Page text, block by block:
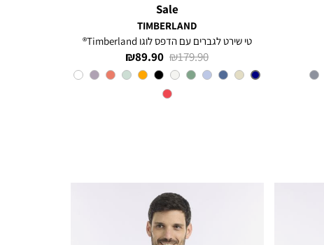
Sale
TIMBERLAND
טי שירט לגברים עם הדפס לוגו Timberland®
מחיר
מוצר
89.90 ₪
מחיר
רגיל
179.90 ₪
צבע
Navy